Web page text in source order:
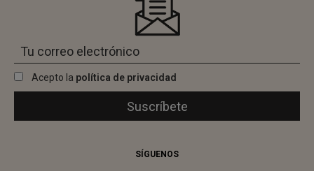
Acepto la política de privacidad
SÍGUENOS